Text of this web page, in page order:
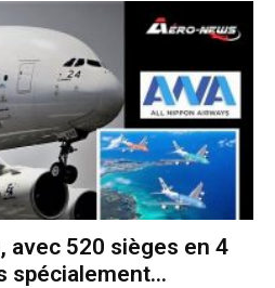
avec 520 sièges en 4
spécialement...